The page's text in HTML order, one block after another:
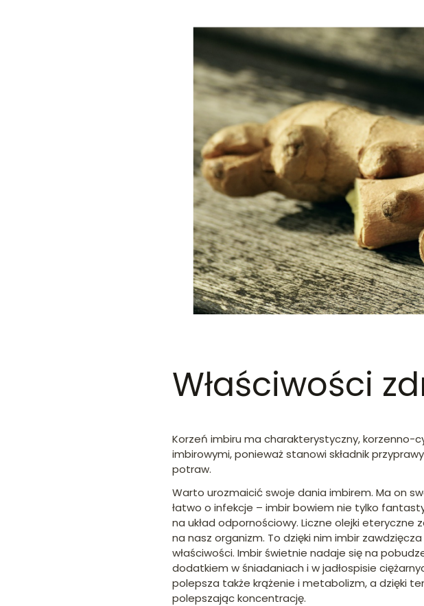
Właściwości
Korzeń imbiru ma charakterystyczny, korzenno-
imbirowymi, ponieważ stanowi składnik
potraw.
Warto urozmaicić swoje dania imbirem. Ma on
łatwo o infekcje – imbir bowiem nie tylko
na układ odpornościowy. Liczne olejki eteryczne
na nasz organizm. To dzięki nim imbir
właściwości. Imbir świetnie nadaje się na
dodatkiem w śniadaniach i w jadłospisie
polepsza także krążenie i metabolizm, a dzięki
polepszając koncentrację.